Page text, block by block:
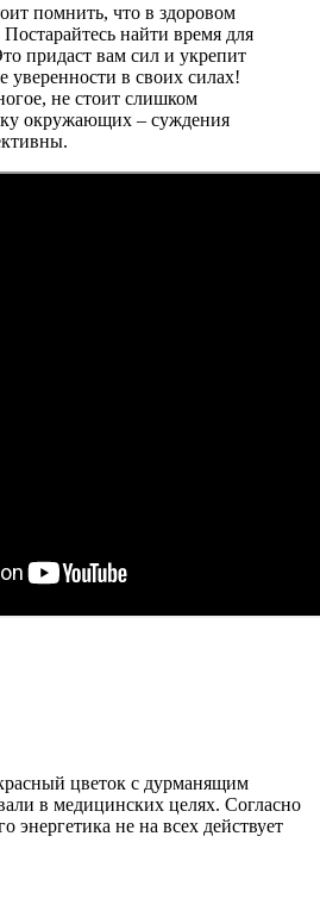
помнить, что в здоровом
найти время для
придаст вам сил и укрепит
уверенности в своих силах!
не стоит слишком
окружающих – суждения
цветок с дурманящим
в медицинских целях. Согласно
энергетика не на всех действует